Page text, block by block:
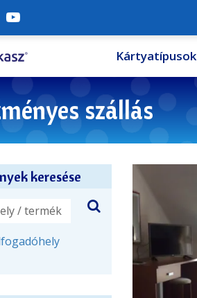
Kártyatípusok
szállás
keresése